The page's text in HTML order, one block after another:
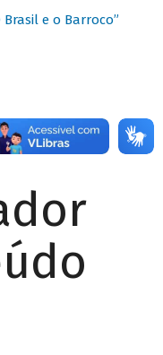
e o Barroco”